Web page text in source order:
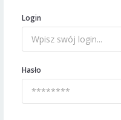
Login
Hasło